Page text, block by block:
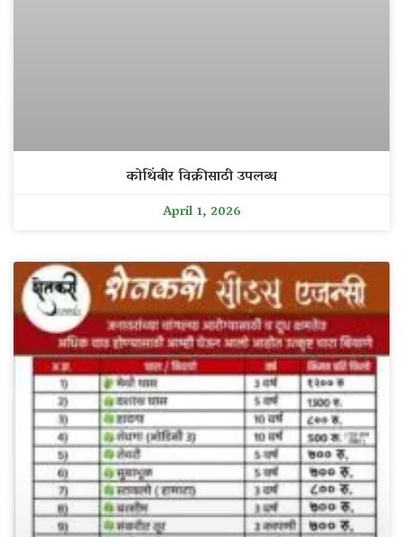
कोथिंबीर विक्रीसाठी उपलब्ध
April 1, 2026